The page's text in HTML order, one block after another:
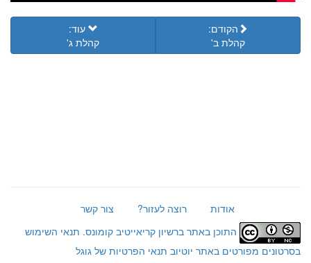
הקודם:
קהלת ב'
עוד:
קהלת ג'
אודות רוצה לעזור?
צור קשר
התוכן באתר ברשיון קריאייטיב קומונס. תנאי השימוש
בסרטונים מפורטים באתר יוטיוב תנאי הפרטיות של גוגל